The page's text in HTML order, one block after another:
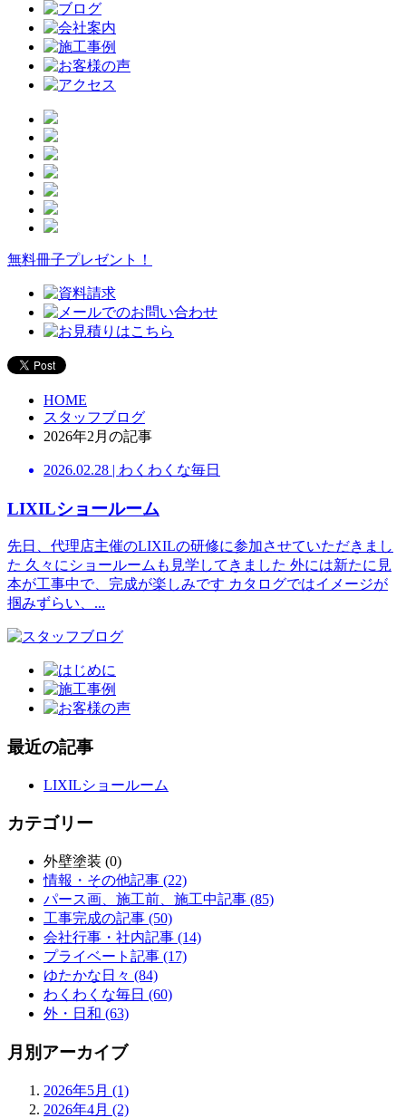
無料冊子プレゼント！
HOME
スタッフブログ
2026年2月の記事
2026.02.28 | わくわくな毎日
LIXILショールーム
先日、代理店主催のLIXILの研修に参加させていただきまし
た 久々にショールームも見学してきました 外には新たに見
本が工事中で、完成が楽しみです カタログではイメージが
掴みずらい、...
最近の記事
LIXILショールーム
カテゴリー
外壁塗装 (0)
情報・その他記事 (22)
パース画、施工前、施工中記事 (85)
工事完成の記事 (50)
会社行事・社内記事 (14)
プライベート記事 (17)
ゆたかな日々 (84)
わくわくな毎日 (60)
外・日和 (63)
月別アーカイブ
2026年5月 (1)
2026年4月 (2)